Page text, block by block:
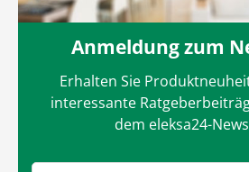
Anmeldung zum
Erhalten Sie
interessante
dem eleksa24-